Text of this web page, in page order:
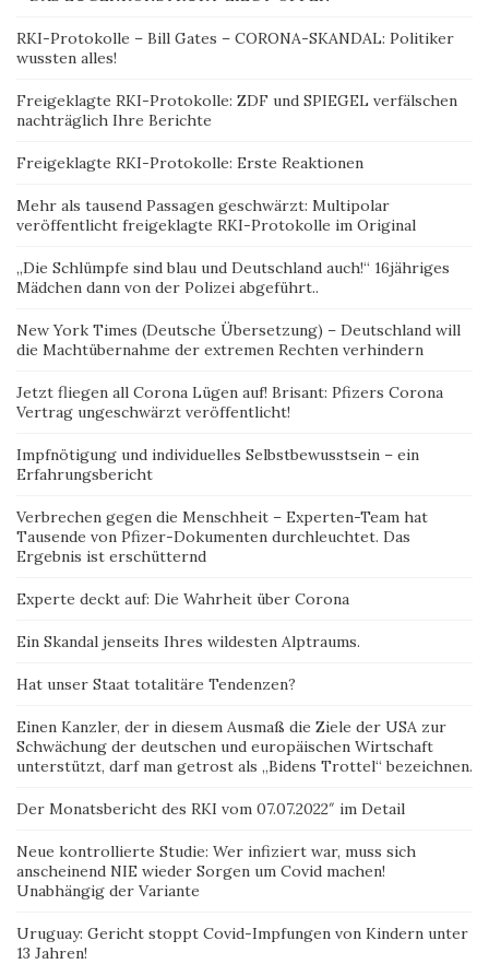
RKI-Protokolle – Bill Gates – CORONA-SKANDAL: Politiker
wussten alles!
Freigeklagte RKI-Protokolle: ZDF und SPIEGEL verfälschen
nachträglich Ihre Berichte
Freigeklagte RKI-Protokolle: Erste Reaktionen
Mehr als tausend Passagen geschwärzt: Multipolar
veröffentlicht freigeklagte RKI-Protokolle im Original
„Die Schlümpfe sind blau und Deutschland auch!“ 16jähriges
Mädchen dann von der Polizei abgeführt..
New York Times (Deutsche Übersetzung) – Deutschland will
die Machtübernahme der extremen Rechten verhindern
Jetzt fliegen all Corona Lügen auf! Brisant: Pfizers Corona
Vertrag ungeschwärzt veröffentlicht!
Impfnötigung und individuelles Selbstbewusstsein – ein
Erfahrungsbericht
Verbrechen gegen die Menschheit – Experten-Team hat
Tausende von Pfizer-Dokumenten durchleuchtet. Das
Ergebnis ist erschütternd
Experte deckt auf: Die Wahrheit über Corona
Ein Skandal jenseits Ihres wildesten Alptraums.
Hat unser Staat totalitäre Tendenzen?
Einen Kanzler, der in diesem Ausmaß die Ziele der USA zur
Schwächung der deutschen und europäischen Wirtschaft
unterstützt, darf man getrost als „Bidens Trottel“ bezeichnen.
Der Monatsbericht des RKI vom 07.07.2022″ im Detail
Neue kontrollierte Studie: Wer infiziert war, muss sich
anscheinend NIE wieder Sorgen um Covid machen!
Unabhängig der Variante
Uruguay: Gericht stoppt Covid-Impfungen von Kindern unter
13 Jahren!